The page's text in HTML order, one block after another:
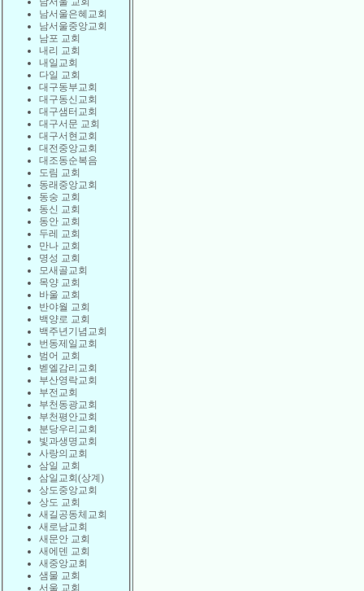
남서울은혜교회
남서울중앙교회
남포 교회
내리 교회
내일교회
다일 교회
대구동부교회
대구동신교회
대구샘터교회
대구서문 교회
대구서현교회
대전중앙교회
대조동순복음
도림 교회
동래중앙교회
동숭 교회
동신 교회
동안 교회
두레 교회
만나 교회
명성 교회
모새골교회
목양 교회
바울 교회
반야월 교회
백양로 교회
백주년기념교회
번동제일교회
범어 교회
벧엘감리교회
부산영락교회
부전교회
부천동광교회
부천평안교회
분당우리교회
빛과생명교회
사랑의교회
삼일 교회
삼일교회(상계)
상도중앙교회
상도 교회
새길공동체교회
새로남교회
새문안 교회
새에덴 교회
새중앙교회
샘물 교회
서울 교회